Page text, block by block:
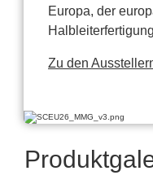
Europa, der
Zu den